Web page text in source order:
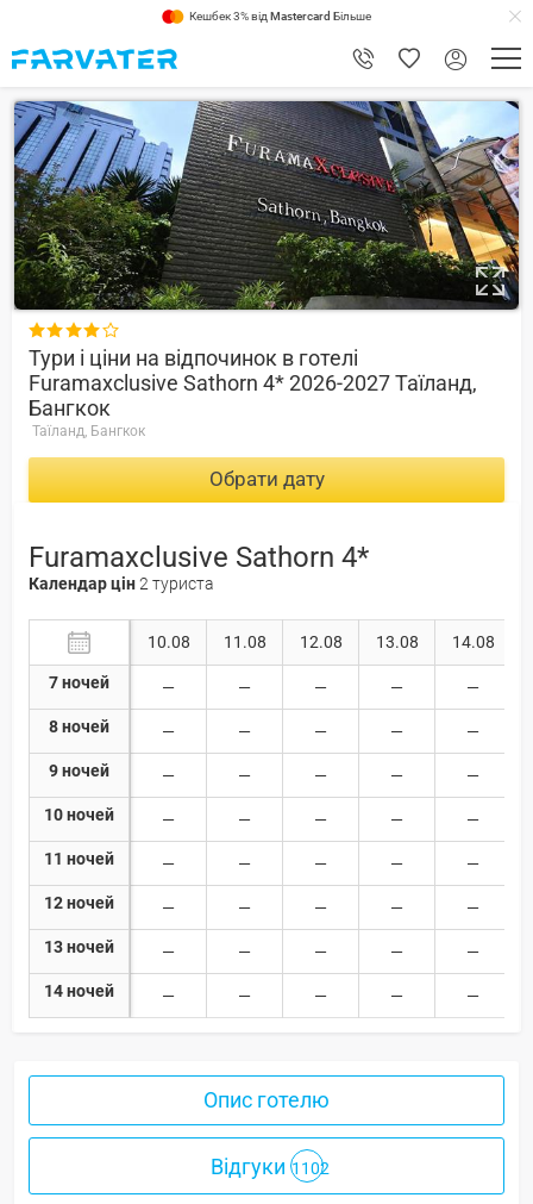
Кешбек 3% від Mastercard Більше
7.6

Тури і ціни на відпочинок в готелі
Furamaxclusive Sathorn 4* 2026-2027 Таїланд,
Бангкок
Таїланд, Бангкок
Обрати дату
Furamaxclusive Sathorn 4*
Календар цін2 туриста
7 ночей
8 ночей
9 ночей
10 ночей
11 ночей
12 ночей
13 ночей
14 ночей
10.08 11.08 12.08 13.08 14.08
Опис готелю
Відгуки 1102